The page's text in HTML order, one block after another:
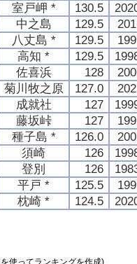
室戸岬 * 130.5
中之島 129.5
八丈島 * 129.5
高知 * 129.5
佐喜浜 128
菊川牧之原 127.0
成就社 127
藤坂峠 127
種子島 * 126.0
須崎 126
登別 126
平戸 * 125.5
枕崎 * 124.5
使ってランキングを作成)